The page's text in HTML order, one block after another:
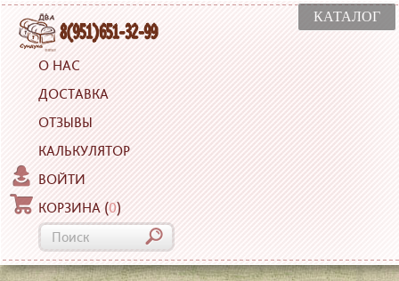
КАТАЛОГ
О НАС
ДОСТАВКА
ОТЗЫВЫ
КАЛЬКУЛЯТОР
ВОЙТИ
КОРЗИНА (0)